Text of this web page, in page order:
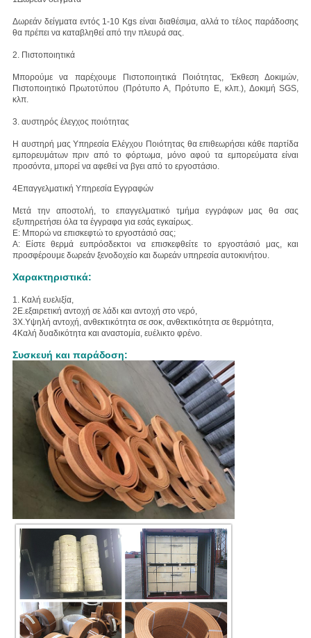
Δωρεάν δείγματα εντός 1-10 Kgs είναι διαθέσιμα, αλλά το τέλος παράδοσης
θα πρέπει να καταβληθεί από την πλευρά σας.
2. Πιστοποιητικά
Μπορούμε να παρέχουμε Πιστοποιητικά Ποιότητας, Έκθεση Δοκιμών,
Πιστοποιητικό Πρωτοτύπου (Πρότυπο Α, Πρότυπο Ε, κλπ.), Δοκιμή SGS,
κλπ.
3. αυστηρός έλεγχος ποιότητας
Η αυστηρή μας Υπηρεσία Ελέγχου Ποιότητας θα επιθεωρήσει κάθε παρτίδα
εμπορευμάτων πριν από το φόρτωμα, μόνο αφού τα εμπορεύματα είναι
προσόντα, μπορεί να αφεθεί να βγει από το εργοστάσιο.
4Επαγγελματική Υπηρεσία Εγγραφών
Μετά την αποστολή, το επαγγελματικό τμήμα εγγράφων μας θα σας
εξυπηρετήσει όλα τα έγγραφα για εσάς εγκαίρως.
Ε: Μπορώ να επισκεφτώ το εργοστάσιό σας;
Α: Είστε θερμά ευπρόσδεκτοι να επισκεφθείτε το εργοστάσιό μας, και
προσφέρουμε δωρεάν ξενοδοχείο και δωρεάν υπηρεσία αυτοκινήτου.
Χαρακτηριστικά:
1. Καλή ευελιξία,
2Ε.εξαιρετική αντοχή σε λάδι και αντοχή στο νερό,
3Χ.Υψηλή αντοχή, ανθεκτικότητα σε σοκ, ανθεκτικότητα σε θερμότητα,
4Καλή δυαδικότητα και αναστομία, ευέλικτο φρένο.
Συσκευή και παράδοση: